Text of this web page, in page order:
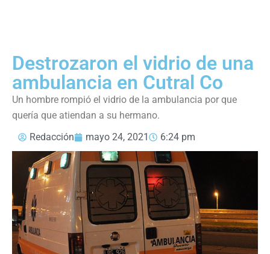
Destrozaron el vidrio de una
ambulancia en Cutral Co
Un hombre rompió el vidrio de la ambulancia por que
quería que atiendan a su hermano.
Redacción
mayo 24, 2021 6:24 pm